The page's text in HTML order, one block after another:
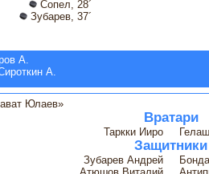
Сопел, 28´
Зубарев, 37´
А.
А.
Юлаев»
Вратари
Таркки Ииро
Защитники
Зубарев Андрей